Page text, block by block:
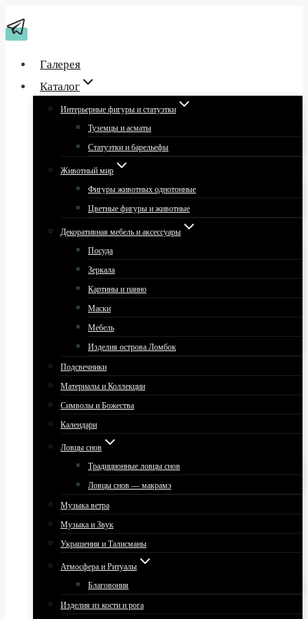
к
Галерея
Каталог
Интерьерные фигуры и статуэтки
Туземцы и асматы
Статуэтки и барельефы
Животный мир
Фигуры животных однотонные
Цветные фигуры и животные
Декоративная мебель и аксессуары
Посуда
Зеркала
Картины и панно
Маски
Мебель
Изделия острова Ломбок
Подсвечники
Материалы и Коллекции
Символы и Божества
Календари
Ловцы снов
Традиционные ловцы снов
Ловцы снов — макрамэ
Музыка ветра
Музыка и Звук
Украшения и Талисманы
Атмосфера и Ритуалы
Благовония
Изделия из кости и рога